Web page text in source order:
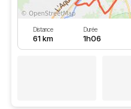
Distance
61 km
Durée
1h06